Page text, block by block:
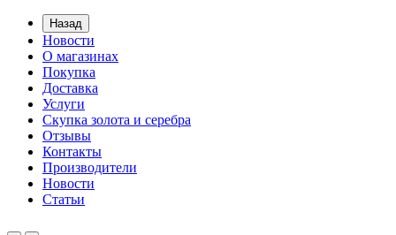
Назад
Новости
О магазинах
Покупка
Доставка
Услуги
Скупка золота и серебра
Отзывы
Контакты
Производители
Новости
Статьи